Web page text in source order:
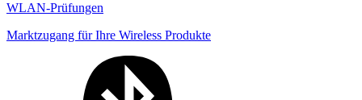
WLAN-Prüfungen
Marktzugang für Ihre Wireless Produkte